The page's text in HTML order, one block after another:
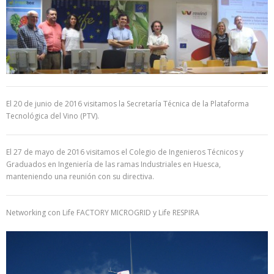
El 20 de junio de 2016 visitamos la Secretaría Técnica de la Plataforma
Tecnológica del Vino (PTV).
El 27 de mayo de 2016 visitamos el Colegio de Ingenieros Técnicos y
Graduados en Ingeniería de las ramas Industriales en Huesca,
manteniendo una reunión con su directiva.
Networking con Life FACTORY MICROGRID y Life RESPIRA